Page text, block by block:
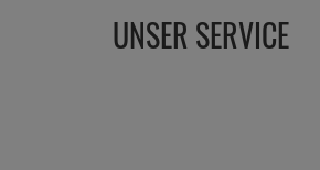
UNSER SERVICE